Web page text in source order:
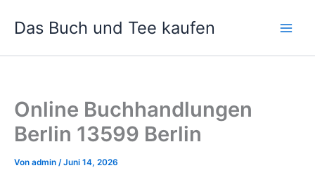
InhaltDas Buch und Tee kaufen
Online Buchhandlungen
Berlin 13599 Berlin
Von admin /Juni 14, 2026